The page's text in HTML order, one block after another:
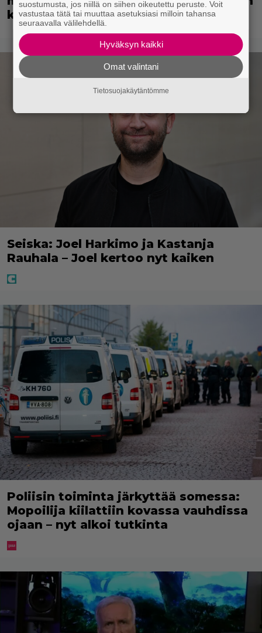
karismaan
Seiska: Joel Harkimo ja Kastanja
Rauhala – Joel kertoo nyt kaiken
Poliisin toiminta järkyttää somessa:
Mopoilija kiilattiin kovassa vauhdissa
ojaan – nyt alkoi tutkinta
suostumusta, jos niillä on siihen oikeutettu peruste. Voit
vastustaa tätä tai muuttaa asetuksiasi milloin tahansa
seuraavalla välilehdellä.
Hyväksyn kaikki
Omat valintani
Tietosuojakäytäntömme